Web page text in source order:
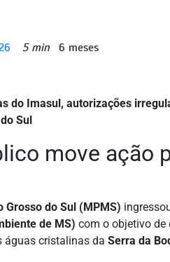
5 min 6 meses
do Imasul, autorizações
Sul
move ação
do Sul (MPMS)
de MS) com o objetivo de
águas cristalinas da Serra da